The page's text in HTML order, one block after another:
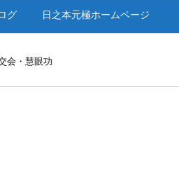
グ 日之本元極ホームページ
会・慧眼功